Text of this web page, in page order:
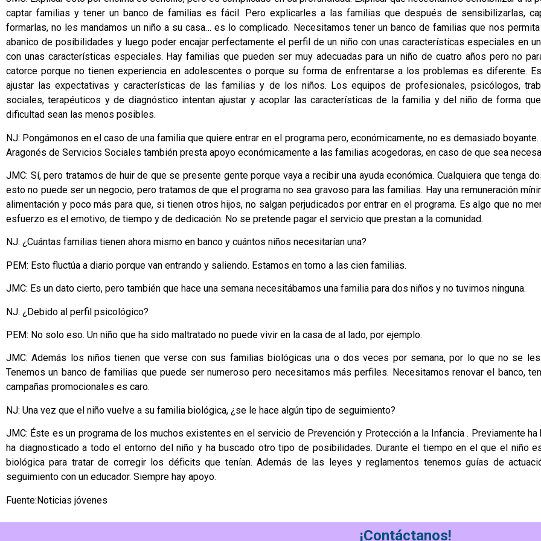
captar familias y tener un banco de familias es fácil. Pero explicarles a las familias que después de sensibilizarlas,
formarlas, no les mandamos un niño a su casa… es lo complicado. Necesitamos tener un banco de familias que nos
abanico de posibilidades y luego poder encajar perfectamente el perfil de un niño con unas características especiales en
con unas características especiales. Hay familias que pueden ser muy adecuadas para un niño de cuatro años pero no
catorce porque no tienen experiencia en adolescentes o porque su forma de enfrentarse a los problemas es diferente.
ajustar las expectativas y características de las familias y de los niños. Los equipos de profesionales, psicólogos,
sociales, terapéuticos y de diagnóstico intentan ajustar y acoplar las características de la familia y del niño de forma
dificultad sean las menos posibles.
NJ: Pongámonos en el caso de una familia que quiere entrar en el programa pero, económicamente, no es demasiado
Aragonés de Servicios Sociales también presta apoyo económicamente a las familias acogedoras, en caso de que sea
JMC: Sí, pero tratamos de huir de que se presente gente porque vaya a recibir una ayuda económica. Cualquiera que tenga
esto no puede ser un negocio, pero tratamos de que el programa no sea gravoso para las familias. Hay una remuneración
alimentación y poco más para que, si tienen otros hijos, no salgan perjudicados por entrar en el programa. Es algo que no
esfuerzo es el emotivo, de tiempo y de dedicación. No se pretende pagar el servicio que prestan a la comunidad.
NJ: ¿Cuántas familias tienen ahora mismo en banco y cuántos niños necesitarían una?
PEM: Esto fluctúa a diario porque van entrando y saliendo. Estamos en torno a las cien familias.
JMC: Es un dato cierto, pero también que hace una semana necesitábamos una familia para dos niños y no tuvimos ninguna.
NJ: ¿Debido al perfil psicológico?
PEM: No solo eso. Un niño que ha sido maltratado no puede vivir en la casa de al lado, por ejemplo.
JMC: Además los niños tienen que verse con sus familias biológicas una o dos veces por semana, por lo que no se
Tenemos un banco de familias que puede ser numeroso pero necesitamos más perfiles. Necesitamos renovar el banco,
campañas promocionales es caro.
NJ: Una vez que el niño vuelve a su familia biológica, ¿se le hace algún tipo de seguimiento?
JMC: Éste es un programa de los muchos existentes en el servicio de Prevención y Protección a la Infancia . Previamente
ha diagnosticado a todo el entorno del niño y ha buscado otro tipo de posibilidades. Durante el tiempo en el que el niño
biológica para tratar de corregir los déficits que tenían. Además de las leyes y reglamentos tenemos guías de
seguimiento con un educador. Siempre hay apoyo.
Fuente:Noticias jóvenes
¡Contáctanos!